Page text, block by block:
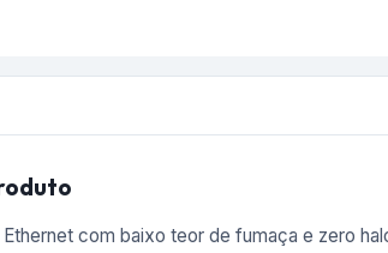
com baixo teor de fumaça e zero